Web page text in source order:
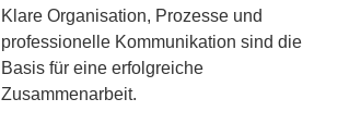
Klare Organisation, Prozesse und
professionelle Kommunikation sind die
Basis für eine erfolgreiche
Zusammenarbeit.